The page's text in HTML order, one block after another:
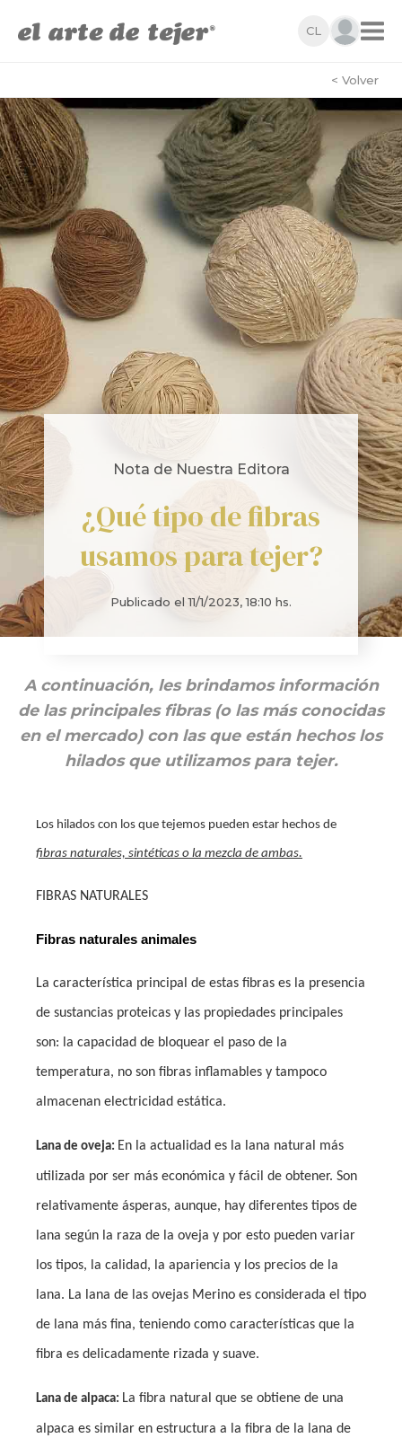
CL
< Volver
Nota de Nuestra Editora
¿Qué tipo de fibras
usamos para tejer?
Publicado el11/1/2023, 18:10 hs.
A continuación, les brindamos información
de las principales fibras (o las más conocidas
en el mercado) con las que están hechos los
hilados que utilizamos para tejer.
Los hilados con los que tejemos pueden estar hechos de
fibras naturales, sintéticas o la mezcla de ambas.
FIBRAS NATURALES
Fibras naturales animales
La característica principal de estas fibras es la presencia
de sustancias proteicas y las propiedades principales
son: la capacidad de bloquear el paso de la
temperatura, no son fibras inflamables y tampoco
almacenan electricidad estática.
Lana de oveja: En la actualidad es la lana natural más
utilizada por ser más económica y fácil de obtener. Son
relativamente ásperas, aunque, hay diferentes tipos de
lana según la raza de la oveja y por esto pueden variar
los tipos, la calidad, la apariencia y los precios de la
lana. La lana de las ovejas Merino es considerada el tipo
de lana más fina, teniendo como características que la
fibra es delicadamente rizada y suave.
Lana de alpaca: La fibra natural que se obtiene de una
alpaca es similar en estructura a la fibra de la lana de